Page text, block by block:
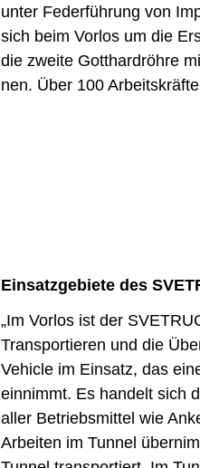
unter Federführung von
sich beim Vorlos um die
die zweite Gotthardröhre
nen. Über 100
Einsatzgebiete des
„Im Vorlos ist der
Transportieren und die
Vehicle im Einsatz, das
einnimmt. Es handelt sich
aller Betriebsmittel wie
Arbeiten im Tunnel